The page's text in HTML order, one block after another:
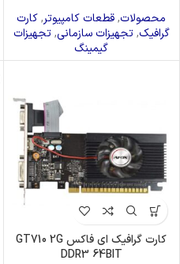
محصولات,قطعات کامپیوتر,کارت
گرافیک,تجهیزات سازمانی,تجهیزات
گیمینگ
کارت گرافیک ای فاکس GT710 2G
DDR3 64BIT